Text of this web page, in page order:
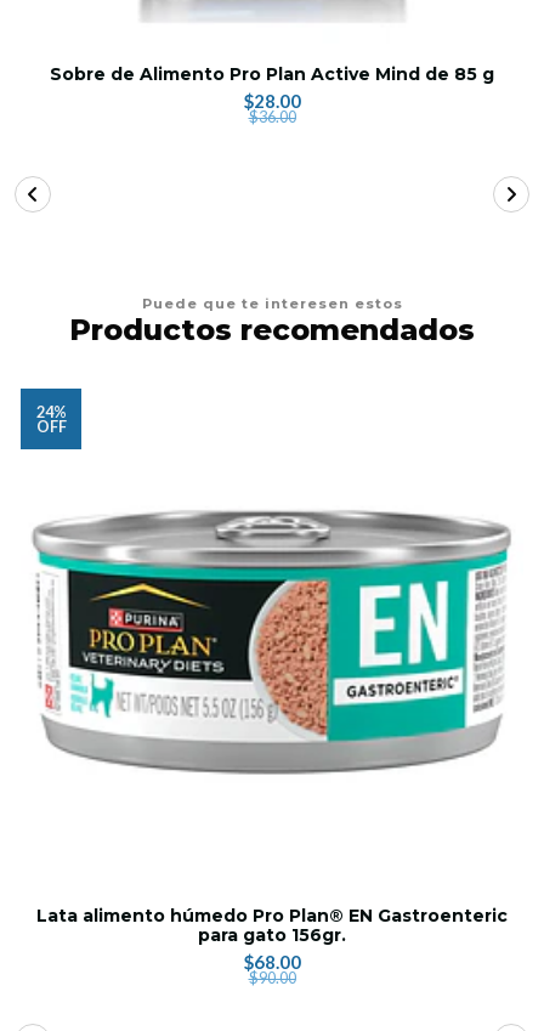
Sobre de Alimento Pro Plan Active Mind de 85 g
$28.00
$36.00
Puede que te interesen estos
Productos recomendados
24%
OFF
Lata alimento húmedo Pro Plan® EN Gastroenteric
para gato 156gr.
$68.00
$90.00